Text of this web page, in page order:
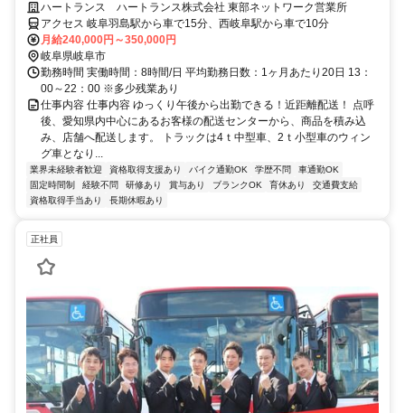
4t）！定期昇給制度ありで安定収入可！学歴・性別不問！
ハートランス ハートランス株式会社 東部ネットワーク営業所
アクセス 岐阜羽島駅から車で15分、西岐阜駅から車で10分
月給240,000円～350,000円
岐阜県岐阜市
勤務時間 実働時間：8時間/日 平均勤務日数：1ヶ月あたり20日 13：
00～22：00 ※多少残業あり
仕事内容 仕事内容 ゆっくり午後から出勤できる！近距離配送！ 点呼
後、愛知県内中心にあるお客様の配送センターから、商品を積み込
み、店舗へ配送します。 トラックは4ｔ中型車、2ｔ小型車のウィン
グ車となり...
業界未経験者歓迎 資格取得支援あり バイク通勤OK 学歴不問
車通勤OK
固定時間制
経験不問 研修あり 賞与あり ブランクOK 育休あり
交通費支給
資格取得手当あり
長期休暇あり
正社員